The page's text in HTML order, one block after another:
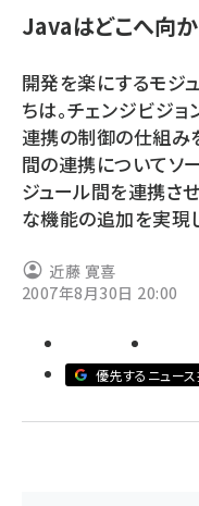
加藤銘のチーム
北海道をのんび
drupal (1963)
genai (1492)
abc123 (1367)
Javaはどこへ向
開発を楽にするモジ
ちは。チェンジビジ
連携の制御の仕組み
間の連携についてソ
ジュール間を連携さ
な機能の追加を実現
近藤 寛喜
2007年8月30日 20:00
優先するニュー